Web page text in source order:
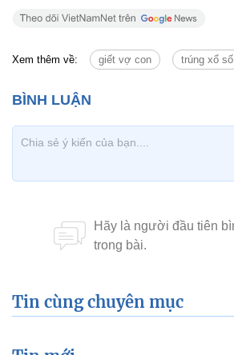
Xem thêm về: giết vợ con trúng xổ số
Tin cùng chuyên mục